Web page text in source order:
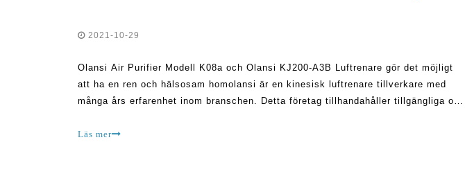
2021-10-29
Olansi Air Purifier Modell K08a och Olansi KJ200-A3B Luftrenare gör det möjligt
att ha en ren och hälsosam homolansi är en kinesisk luftrenare tillverkare med
många års erfarenhet inom branschen. Detta företag tillhandahåller tillgängliga och
Läs mer